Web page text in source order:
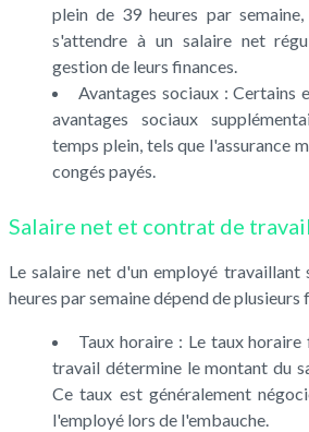
plein de 39 heures par
s'attendre à un salaire net
gestion de leurs finances.
Avantages sociaux : Certains
avantages sociaux
temps plein, tels que l'assurance
congés payés.
Salaire net et contrat de
Le salaire net d'un employé
heures par semaine dépend de
Taux horaire : Le taux
travail détermine le montant du
Ce taux est généralement
l'employé lors de l'embauche.